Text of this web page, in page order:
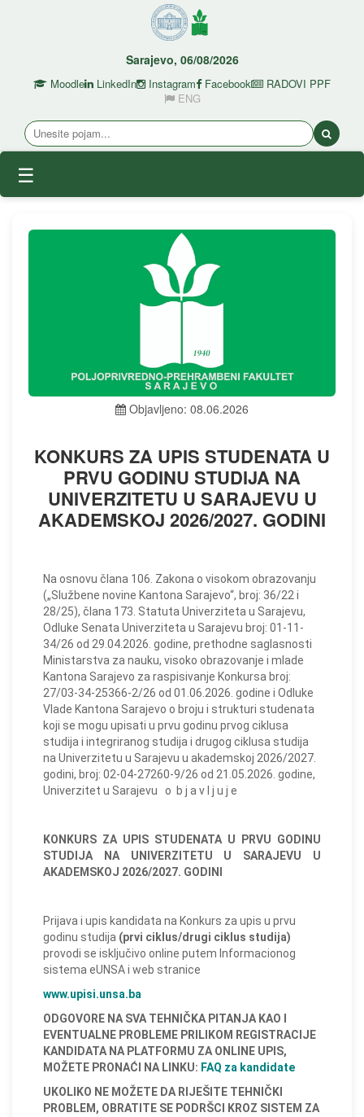
Sarajevo, 06/08/2026
Moodle LinkedIn Instagram Facebook
RADOVI PPF
ENG
☰
Objavljeno: 08.06.2026
KONKURS ZA UPIS STUDENATA U
PRVU GODINU STUDIJA NA
UNIVERZITETU U SARAJEVU U
AKADEMSKOJ 2026/2027. GODINI
Na osnovu člana 106. Zakona o visokom obrazovanju
(„Službene novine Kantona Sarajevo“, broj: 36/22 i
28/25), člana 173. Statuta Univerziteta u Sarajevu,
Odluke Senata Univerziteta u Sarajevu broj: 01-11-
34/26 od 29.04.2026. godine, prethodne saglasnosti
Ministarstva za nauku, visoko obrazovanje i mlade
Kantona Sarajevo za raspisivanje Konkursa broj:
27/03-34-25366-2/26 od 01.06.2026. godine i Odluke
Vlade Kantona Sarajevo o broju i strukturi studenata
koji se mogu upisati u prvu godinu prvog ciklusa
studija i integriranog studija i drugog ciklusa studija
na Univerzitetu u Sarajevu u akademskoj 2026/2027.
godini, broj: 02-04-27260-9/26 od 21.05.2026. godine,
Univerzitet u Sarajevu o b j a v l j u j e
KONKURS ZA UPIS STUDENATA U PRVU GODINU
STUDIJA NA UNIVERZITETU U SARAJEVU U
AKADEMSKOJ 2026/2027. GODINI
Prijava i upis kandidata na Konkurs za upis u prvu
godinu studija (prvi ciklus/drugi ciklus studija)
provodi se isključivo online putem Informacionog
sistema eUNSA i web stranice
www.upisi.unsa.ba
ODGOVORE NA SVA TEHNIČKA PITANJA KAO I
EVENTUALNE PROBLEME PRILIKOM REGISTRACIJE
KANDIDATA NA PLATFORMU ZA ONLINE UPIS,
MOŽETE PRONAĆI NA LINKU: FAQ za kandidate
UKOLIKO NE MOŽETE DA RIJEŠITE TEHNIČKI
PROBLEM, OBRATITE SE PODRŠCI KROZ SISTEM ZA